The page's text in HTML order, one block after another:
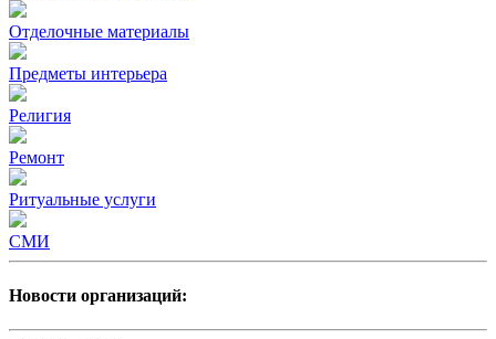
Отделочные материалы
Предметы интерьера
Религия
Ремонт
Ритуальные услуги
СМИ
Новости организаций: